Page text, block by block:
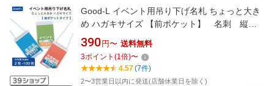
Good-L イベント用吊り下げ名札 ちょっと大き
め ハガキサイズ 【前ポケット】 名刺 縦型
ソフト IDカード IDパス ホルダー 首掛け イ
ベント 講演会 集会
390 円〜 送料無料
3ポイント (1倍)〜
4.57(7件)
2〜3営業日以内に発送(店舗休業日を除く)